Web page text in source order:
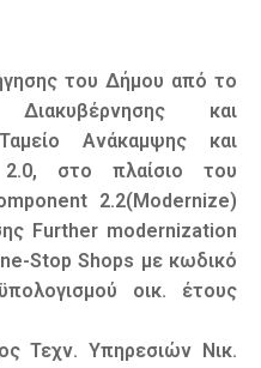
του Δήμου από το
και
Ανάκαμψης και
2.0, στο πλαίσιο του
2.2(Modernize)
Further modernization
Stop Shops με κωδικό
οικ. έτους
Τεχν. Υπηρεσιών Νικ.